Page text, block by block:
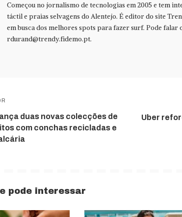
Começou no jornalismo de tecnologias em 2005 e tem
táctil e praias selvagens do Alentejo. É editor do site
em busca dos melhores spots para fazer surf. Pode falar
rdurand@trendy.fidemo.pt.
duas novas colecções de
com conchas recicladas e
Uber
pode interessar